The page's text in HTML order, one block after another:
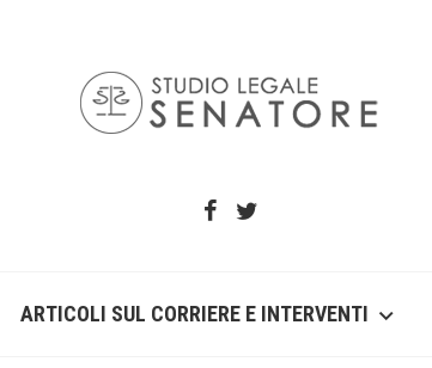
ARTICOLI SUL CORRIERE E INTERVENTI